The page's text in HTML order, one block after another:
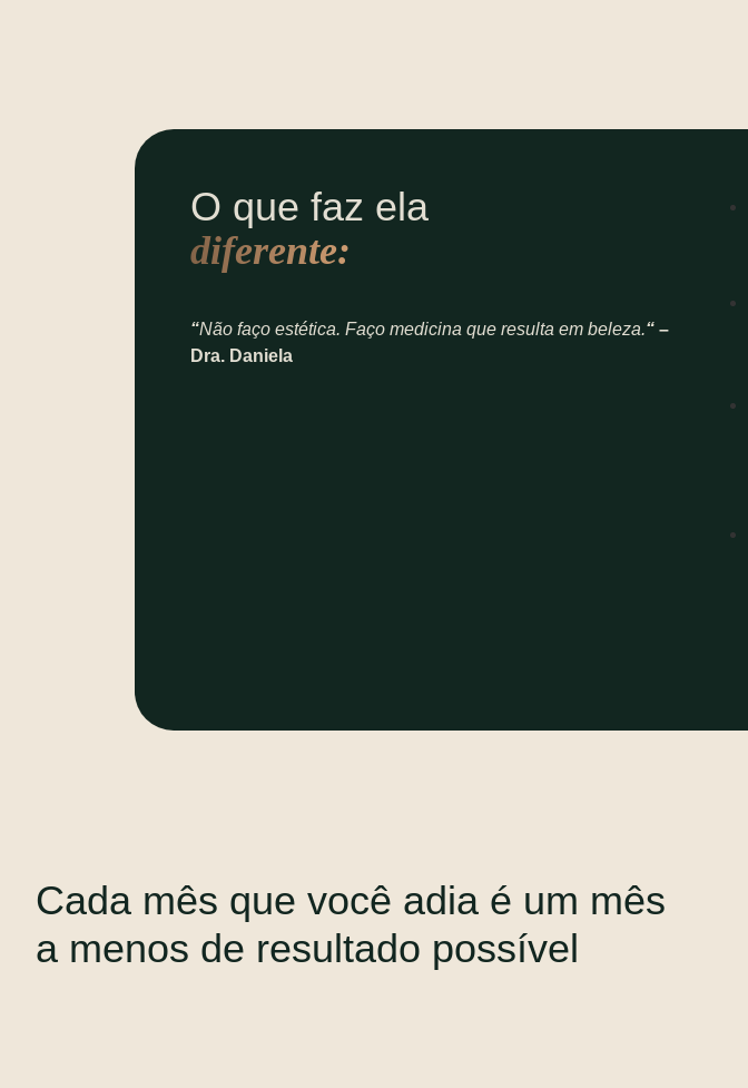
O que faz ela
diferente:
“Não faço estética. Faço medicina que resulta em beleza.“–
Dra. Daniela
Cada mês que você adia é um mês
a menos de resultado possível